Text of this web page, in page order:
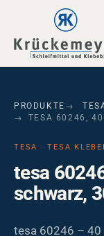
Skip to main
Skip to main
Skip to page footer
PRODUKTE
TESA 60246,
TESA · TESA
tesa
schwarz,
tesa 60246 – 40